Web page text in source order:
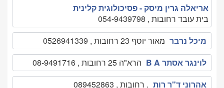
אריאלה גרין מיסק - פסיכולוגית קלינית
בית עובד רחובות , 054-9439798
מיכל נרבר מאור יוסף 23 רחובות , 0526941339
לוינגר אסתר B A
הרא"ה 25 רחובות , 08-9491716
אהרוני ד"ר רות . רחובות , 089452863